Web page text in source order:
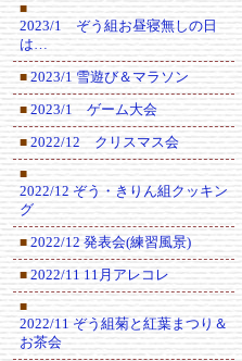
■
2023/1 ぞう組お昼寝無しの日
は…
■ 2023/1 雪遊び＆マラソン
■ 2023/1 ゲーム大会
■ 2022/12 クリスマス会
■
2022/12 ぞう・きりん組クッキン
グ
■ 2022/12 発表会(練習風景)
■ 2022/11 11月アレコレ
■
2022/11 ぞう組菊と紅葉まつり＆
お茶会